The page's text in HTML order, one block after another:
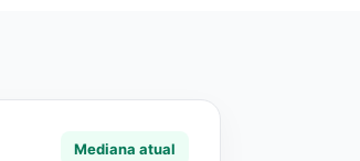
Mediana atual